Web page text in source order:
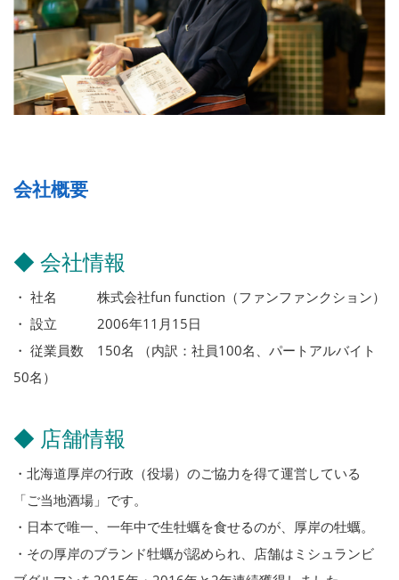
会社概要
◆ 会社情報
・ 社名 株式会社fun function（ファンファンクション）
・ 設立 2006年11月15日
・ 従業員数 150名 （内訳：社員100名、パートアルバイト
50名）
◆ 店舗情報
・北海道厚岸の行政（役場）のご協力を得て運営している
「ご当地酒場」です。
・日本で唯一、一年中で生牡蠣を食せるのが、厚岸の牡蠣。
・その厚岸のブランド牡蠣が認められ、店舗はミシュランビ